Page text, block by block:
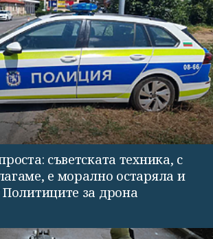
съветската техника, с
е морално остаряла и
Политиците за дрона